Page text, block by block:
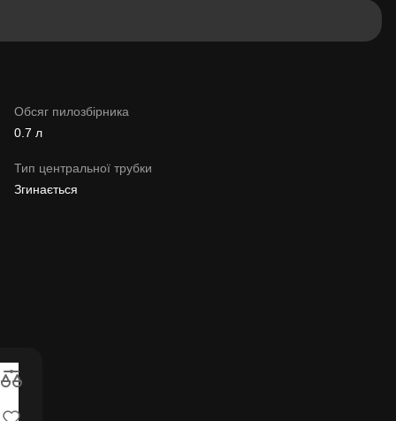
Обсяг пилозбірника
0.7 л
Тип центральної трубки
Згинається